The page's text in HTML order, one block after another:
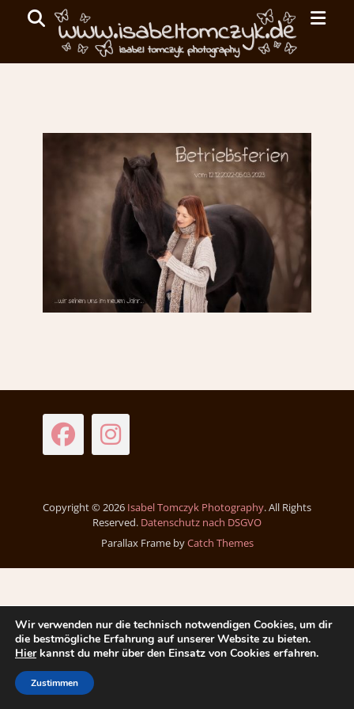
PHOTOGRAPHY
Menu
Search
Facebook
Instagram
Copyright © 2026 Isabel Tomczyk Photography. All Rights
Reserved. Datenschutz nach DSGVO
Parallax Frame byCatch Themes
Wir verwenden nur die technisch notwendigen Cookies, um dir
die bestmögliche Erfahrung auf unserer Website zu bieten.
Hierkannst du mehr über den Einsatz von Cookies erfahren.
Zustimmen